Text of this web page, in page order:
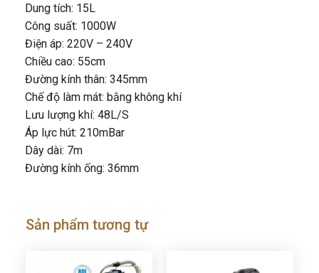
Dung tích: 15L
Công suất: 1000W
Điện áp: 220V – 240V
Chiều cao: 55cm
Đường kính thân: 345mm
Chế độ làm mát: bằng không khí
Lưu lượng khí: 48L/S
Áp lực hút: 210mBar
Dây dài: 7m
Đường kính ống: 36mm
Sản phẩm tương tự